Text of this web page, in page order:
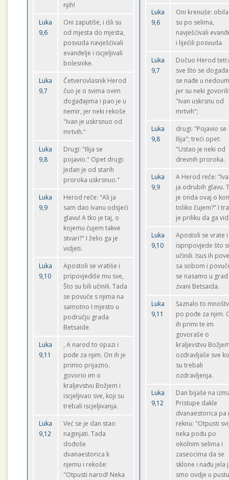
njih!
Luka
9,6
Oni zaputiše, i išli su
od mjesta do mjesta,
posvuda navješćivali
evanđelje i iscjeljivali
bolesnike.
Luka
9,7
Četverovlasnik Herod
čuo je o svima ovim
događajima i pao je u
nemir, jer neki rekoše
"Ivan je uskrsnuo od
mrtvih."
Luka
9,8
Drugi: "Ilija se
pojavio." Opet drugi:
Jedan je od starih
proroka uskrsnuo."
Luka
9,9
Herod reče: "Ali ja
sam dao Ivanu odsjeći
glavu! A tko je taj, o
kojemu čujem takve
stvari?" I želio ga je
vidjeti.
Luka
9,10
Apostoli se vratiše i
pripovjediše mu sve,
Što su bili učinili. Tada
se povuče s njima na
samotno I mjesto u
području grada
Betsaide.
Luka
9,11
, A narod to opazi i
pođe za njim. On ih je
primio prijazno,
govorio im o
kraljevstvu Božjem i
iscjeljivao sve, koji su
trebali iscjeljivanja.
Luka
9,12
Već se je dan stao
naginjati. Tada
dođoše
dvanaestorica k
njemu i rekoše:
"Otpusti narod! Neka
Luka
9,6
Oni krenuše:
su po selima,
navješćivali
i liječili posvuda.
Luka
9,7
Dočuo Herod
sve što se
se nađe u
jer su neki
"Ivan uskrsnu od
mrtvih";
Luka
9,8
drugi: "Pojavio se
Ilija"; treći opet:
"Ustao je neki od
drevnih proroka.
Luka
9,9
A Herod reče:
ja odrubih glavu.
je onda ovaj o
toliko čujem?" I
je priliku da ga
Luka
9,10
Apostoli se vrate i
ispripovjede što
učinili. Isus ih
sa sobom i
se nasamo u grad
zvani Betsaida.
Luka
9,11
Saznalo to
po pođe za njim.
ih primi te im
govoraše o
kraljevstvu
ozdravljaše sve
su trebali
ozdravljenja.
Luka
9,12
Dan bijaše na
Pristupe dakle
dvanaestorica pa
reknu: "Otpusti
neka pođu po
okolnim selima i
zaseocima da se
sklone i nađu jela
smo ovdje u